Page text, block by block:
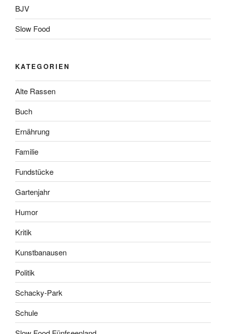
BJV
Slow Food
KATEGORIEN
Alte Rassen
Buch
Ernährung
Familie
Fundstücke
Gartenjahr
Humor
Kritik
Kunstbanausen
Politik
Schacky-Park
Schule